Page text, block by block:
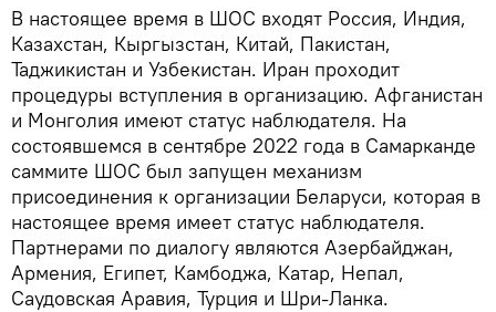
В настоящее время в ШОС входят Россия, Индия,
Казахстан, Кыргызстан, Китай, Пакистан,
Таджикистан и Узбекистан. Иран проходит
процедуры вступления в организацию. Афганистан
и Монголия имеют статус наблюдателя. На
состоявшемся в сентябре 2022 года в Самарканде
саммите ШОС был запущен механизм
присоединения к организации Беларуси, которая в
настоящее время имеет статус наблюдателя.
Партнерами по диалогу являются Азербайджан,
Армения, Египет, Камбоджа, Катар, Непал,
Саудовская Аравия, Турция и Шри-Ланка.